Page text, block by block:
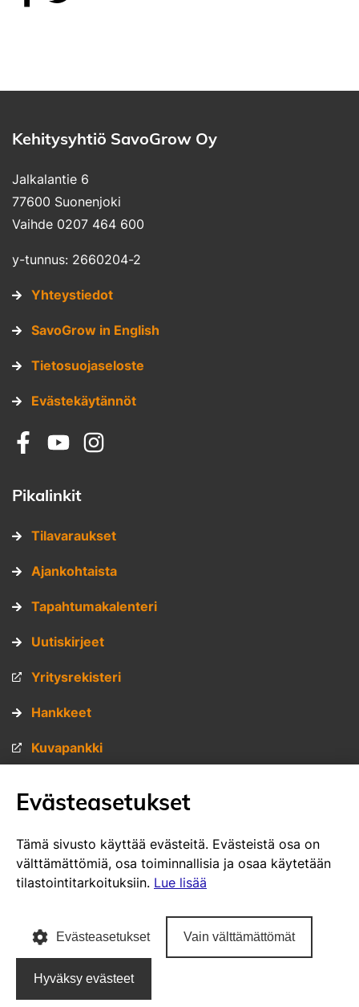
Kehitysyhtiö SavoGrow Oy
Jalkalantie 6
77600 Suonenjoki
Vaihde 0207 464 600
y-tunnus: 2660204-2
Yhteystiedot
SavoGrow in English
Tietosuojaseloste
Evästekäytännöt
Sosiaalinen media: facebook
Sosiaalinen media: youtube
Sosiaalinen media: instagram
Pikalinkit
Tilavaraukset
Ajankohtaista
Tapahtumakalenteri
Uutiskirjeet
Yritysrekisteri
Hankkeet
Kuvapankki
VisitSavo.fi
SavoGrown yritysrekisteri
Poutapilvi web design
Evästeasetukset
Tämä sivusto käyttää evästeitä. Evästeistä osa on
välttämättömiä, osa toiminnallisia ja osaa käytetään
tilastointitarkoituksiin. Lue lisää
Evästeasetukset Vain välttämättömät
Hyväksy evästeet